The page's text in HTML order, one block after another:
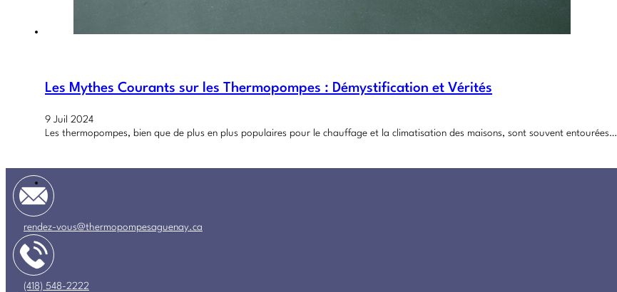
Les Mythes Courants sur les Thermopompes : Démystification et Vérités
9 Juil 2024
Les thermopompes, bien que de plus en plus populaires pour le chauffage et la climatisation des maisons, sont souvent entourées…
rendez-vous@thermopompesaguenay.ca
(418) 548-2222